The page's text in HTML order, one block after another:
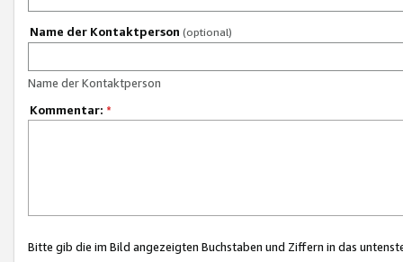
Name der Kontaktperson (optional)
Name der Kontaktperson
Kommentar: *
Bitte gib die im Bild angezeigten Buchstaben und Ziffern in das